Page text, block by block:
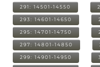
291: 14501-14550
293: 14601-14650
295: 14701-14750
297: 14801-14850
299: 14901-14950